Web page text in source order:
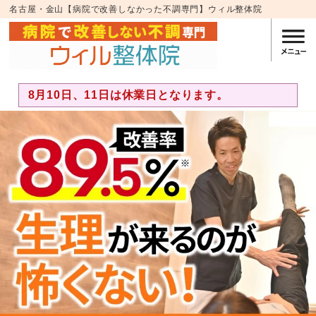
名古屋・金山【病院で改善しなかった不調専門】ウィル整体院
8月10日、11日は休業日となります。